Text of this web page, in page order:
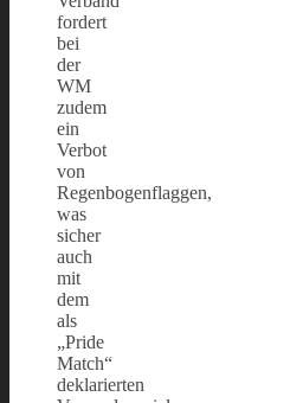
fordert
bei
der
WM
zudem
ein
Verbot
von
Regenbogenflaggen,
was
sicher
auch
mit
dem
als
„Pride
Match“
deklarierten